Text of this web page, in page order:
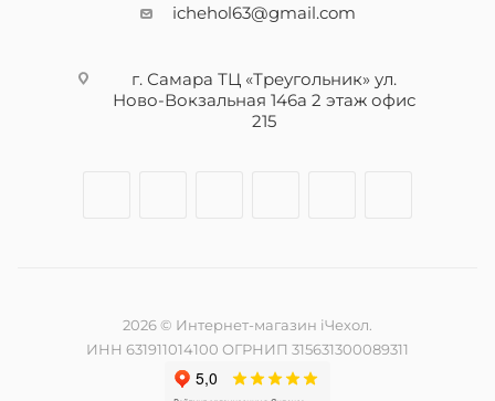
ichehol63@gmail.com
г. Самара ТЦ «Треугольник» ул.
Ново-Вокзальная 146а 2 этаж офис
215
2026 © Интернет-магазин iЧехол.
ИНН 631911014100 ОГРНИП 315631300089311